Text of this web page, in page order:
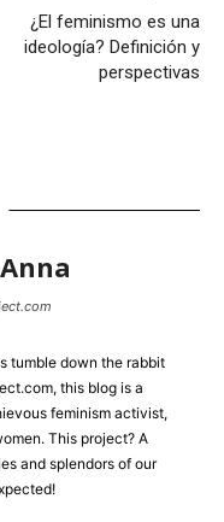
¿El feminismo es una
ideología? Definición y
perspectivas
tumble down the rabbit
this blog is a
feminism activist,
This project? A
and splendors of our